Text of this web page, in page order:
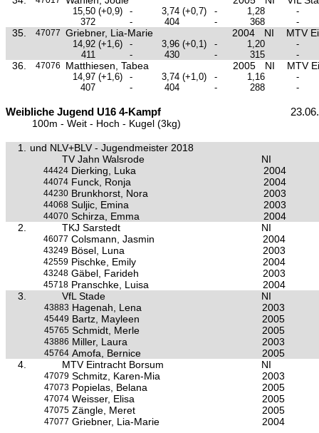
15,50 (+0,9) - 3,74 (+0,7) - 1,28
-
372
- 404 - 368 -
35. 47077 Griebner, Lia-Marie 2004 NI MTV
14,92 (+1,6) - 3,96 (+0,1) - 1,20
-
411
- 430 - 315 -
36. 47076 Matthiesen, Tabea 2005 NI MTV
14,97 (+1,6) - 3,74 (+1,0) - 1,16
-
407
- 404 - 288 -
Weibliche Jugend U16 4-Kampf
100m - Weit - Hoch - Kugel (3kg)
1.
und NLV+BLV - Jugendmeister 2018
TV Jahn Walsrode
NI
44424 Dierking, Luka 2004
44074 Funck, Ronja 2004
44230 Brunkhorst, Nora 2003
44068 Suljic, Emina 2003
44070 Schirza, Emma
2004
2.
TKJ Sarstedt NI
46077 Colsmann, Jasmin 2004
43249 Bösel, Luna 2003
42559 Pischke, Emily 2004
43248 Gäbel, Farideh 2003
45718 Pranschke, Luisa
2004
3.
VfL Stade NI
43883 Hagenah, Lena 2003
45449 Bartz, Mayleen 2005
45765 Schmidt, Merle 2005
43886 Miller, Laura 2003
45764 Amofa, Bernice
2005
4.
MTV Eintracht Borsum NI
47079 Schmitz, Karen-Mia 2003
47073 Popielas, Belana 2005
47074 Weisser, Elisa 2005
47075 Zängle, Meret 2005
47077 Griebner, Lia-Marie 2004